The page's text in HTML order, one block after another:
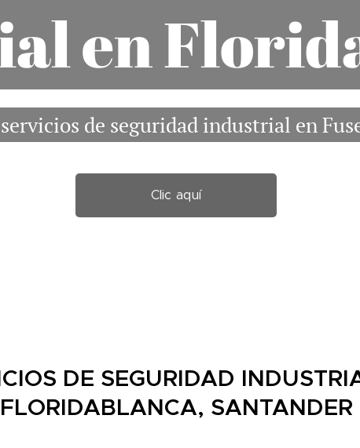
en
de seguridad industrial en
Clic aquí
DE SEGURIDAD
FLORIDABLANCA, SANTANDER